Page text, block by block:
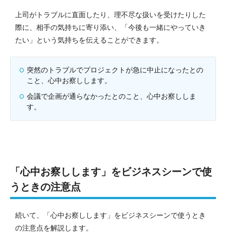
上司がトラブルに直面したり、理不尽な扱いを受けたりした
際に、相手の気持ちに寄り添い、「今後も一緒にやっていき
たい」という気持ちを伝えることができます。
突然のトラブルでプロジェクトが急に中止になったとの
こと、心中お察しします。
会議で企画が通らなかったとのこと、心中お察ししま
す。
「心中お察しします」をビジネスシーンで使
うときの注意点
続いて、「心中お察しします」をビジネスシーンで使うとき
の注意点を解説します。